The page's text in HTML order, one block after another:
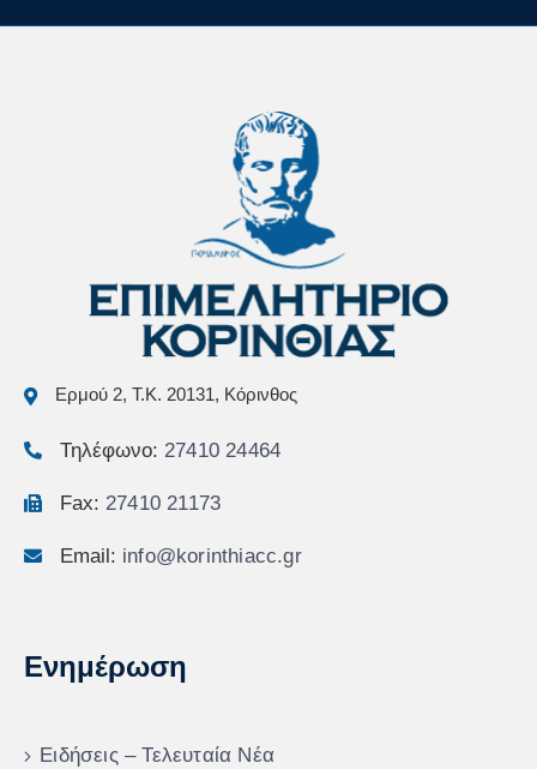
Ερμού 2, Τ.Κ. 20131, Κόρινθος
Τηλέφωνο: 27410 24464
Fax: 27410 21173
Email: info@korinthiacc.gr
Ενημέρωση
Ειδήσεις – Τελευταία Νέα